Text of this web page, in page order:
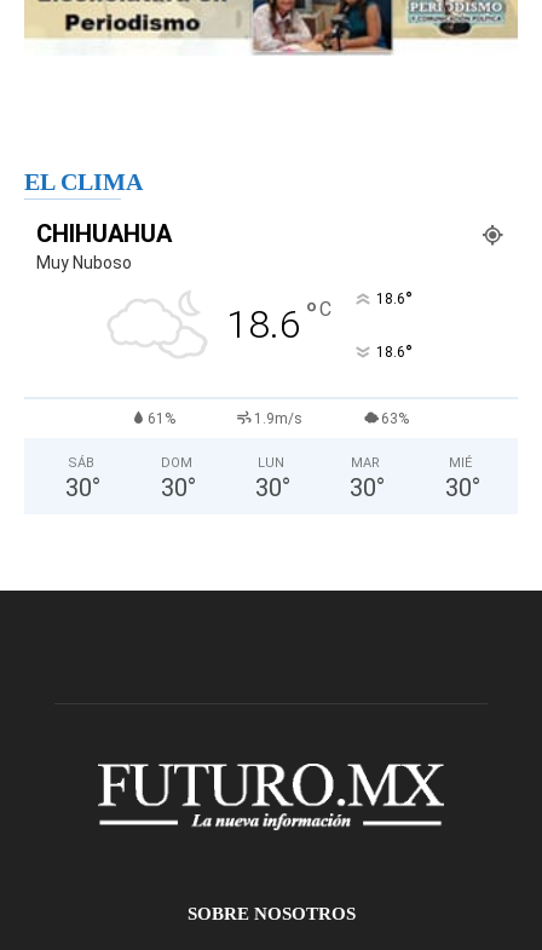
EL CLIMA
CHIHUAHUA
Muy Nuboso
18.6 °C 18.6°
18.6°
61% 1.9m/s 63%
SÁB
30°
DOM
30°
LUN
30°
MAR
30°
MIÉ
30°
SOBRE NOSOTROS